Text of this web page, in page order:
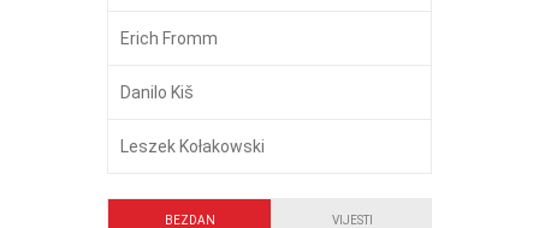
Erich Fromm
Danilo Kiš
Leszek Kołakowski
BEZDAN VIJESTI